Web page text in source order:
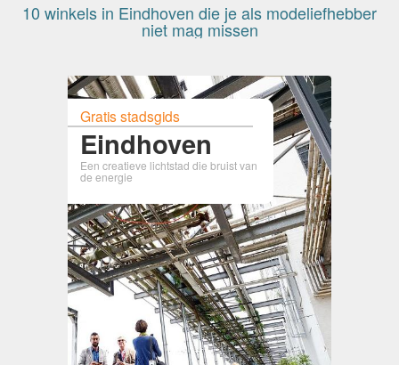
10 winkels in Eindhoven die je als modeliefhebber
niet mag missen
Gratis stadsgids
Eindhoven
Een creatieve lichtstad die bruist van
de energie